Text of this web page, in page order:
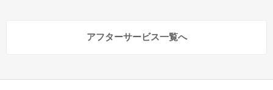
アフターサービス一覧へ